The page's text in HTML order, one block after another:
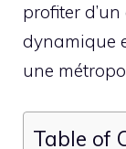
profiter
dynamique
une
Table of